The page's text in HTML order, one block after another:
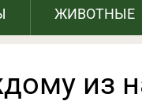
ЖИВОТНЫЕ
из